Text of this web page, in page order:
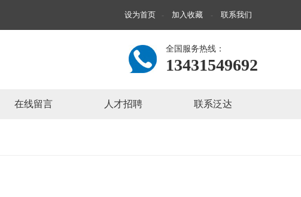
设为首页 - 加入收藏 - 联系我们
全国服务热线：
13431549692
在线留言 人才招聘 联系泛达